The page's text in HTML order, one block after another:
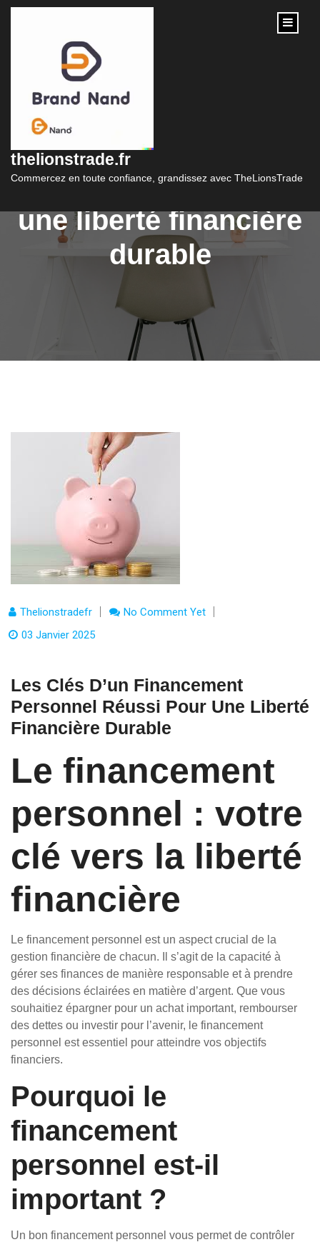
content
thelionstrade.fr
Commercez en toute confiance, grandissez avec TheLionsTrade
financement
personnel réussi pour
une liberté financière
durable
Thelionstradefr
No Comment Yet
03 Janvier 2025
Les Clés D’un Financement
Personnel Réussi Pour Une Liberté
Financière Durable
Le financement
personnel : votre
clé vers la liberté
financière
Le financement personnel est un aspect crucial de la
gestion financière de chacun. Il s’agit de la capacité à
gérer ses finances de manière responsable et à prendre
des décisions éclairées en matière d’argent. Que vous
souhaitiez épargner pour un achat important, rembourser
des dettes ou investir pour l’avenir, le financement
personnel est essentiel pour atteindre vos objectifs
financiers.
Pourquoi le
financement
personnel est-il
important ?
Un bon financement personnel vous permet de contrôler